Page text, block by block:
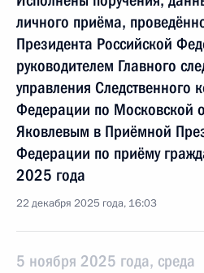
личного приёма,
Президента Российской
руководителем Главного
управления Следственного
Федерации по Московской
Яковлевым в Приёмной
Федерации по приёму
2025 года
22 декабря 2025 года, 16:03
5 ноября 2025 года, среда